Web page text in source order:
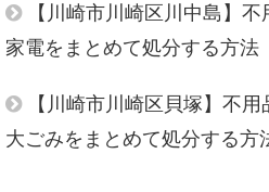
【川崎市川崎区川中島】
家電をまとめて処分する方法
【川崎市川崎区貝塚】不用
大ごみをまとめて処分する方